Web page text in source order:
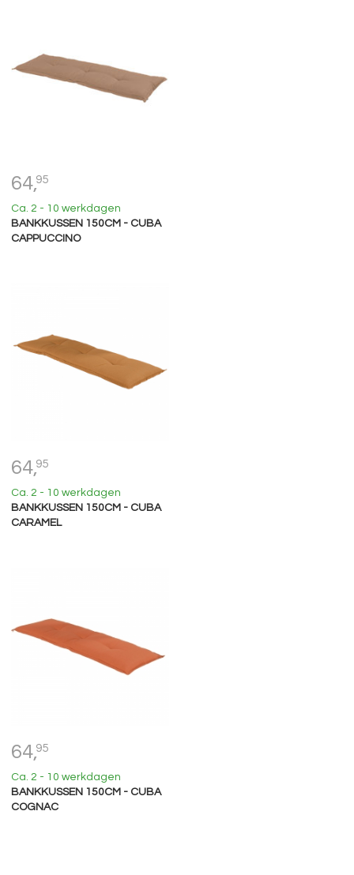
64,95
Ca. 2 - 10 werkdagen
BANKKUSSEN 150CM - CUBA
CAPPUCCINO
64,95
Ca. 2 - 10 werkdagen
BANKKUSSEN 150CM - CUBA
CARAMEL
64,95
Ca. 2 - 10 werkdagen
BANKKUSSEN 150CM - CUBA
COGNAC